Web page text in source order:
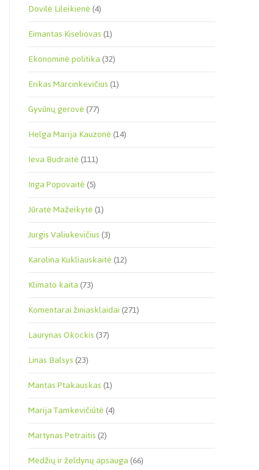
Dovilė Lileikienė(4)
Eimantas Kiseliovas(1)
Ekonominė politika(32)
Erikas Marcinkevičius(1)
Gyvūnų gerovė(77)
Helga Marija Kauzonė(14)
Ieva Budraitė(111)
Inga Popovaitė(5)
Jūratė Mažeikytė(1)
Jurgis Valiukevičius(3)
Karolina Kukliauskaitė(12)
Klimato kaita(73)
Komentarai žiniasklaidai(271)
Laurynas Okockis(37)
Linas Balsys(23)
Mantas Ptakauskas(1)
Marija Tamkevičiūtė(4)
Martynas Petraitis(2)
Medžių ir želdynų apsauga(66)